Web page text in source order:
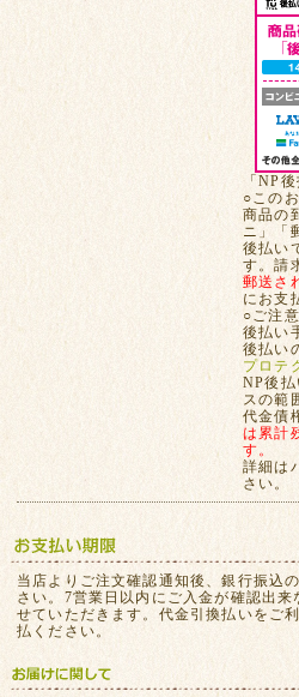
「NP
○この
商品の
ニ」「
後払い
す。請
郵送さ
にお支
○ご注意
後払い
後払い
プロテ
NP後
スの範
代金債
は累計
す。
詳細は
さい。
当店よりご注文確認通知後、銀行振込
さい。7営業日以内にご入金が確認出
せていただきます。代金引換払いをご
払ください。